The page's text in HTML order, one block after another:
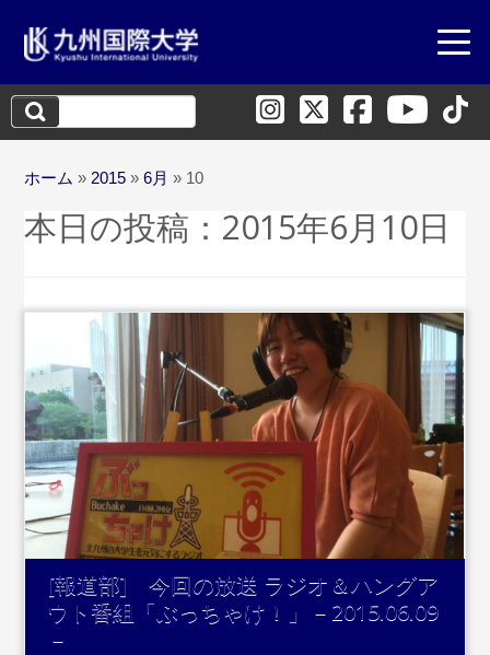
検
索:
ホーム » 2015 » 6月 » 10
本日の投稿： 2015年6月10日
...続きを読む
[報道部] 今回の放送 ラジオ＆ハングア
ウト番組「ぶっちゃけ！」－2015.06.09
－